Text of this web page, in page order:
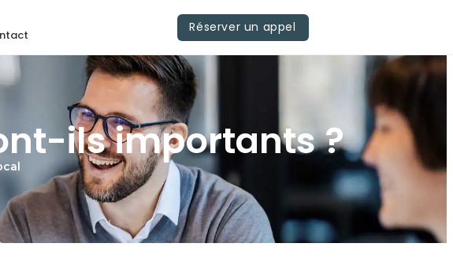
Réserver un appel
ils importants ?